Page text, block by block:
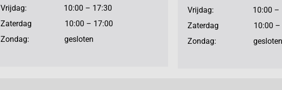
Vrijdag: 10:00 – 17:30
Zaterdag 10:00 – 17:00
Zondag: gesloten
Vrijdag: 10:00 –
Zaterdag 10:00 –
Zondag: gesloten